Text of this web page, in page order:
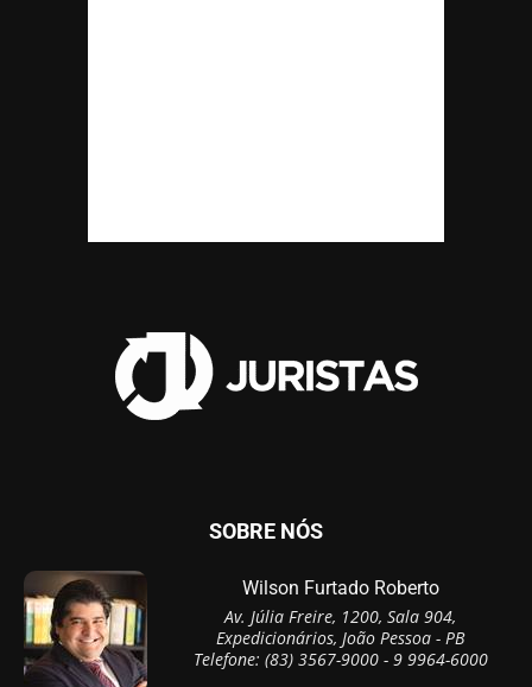
SOBRE NÓS
Wilson Furtado Roberto
Av. Júlia Freire, 1200, Sala 904,
Expedicionários, João Pessoa - PB
Telefone: (83) 3567-9000 - 9 9964-6000